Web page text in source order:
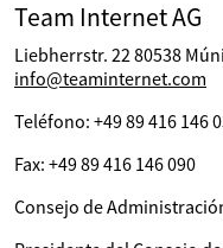
Team Internet AG
Liebherrstr. 22 80538
info@teaminternet.com
Teléfono: +49 89 416 146
Fax: +49 89 416 146 090
Consejo de